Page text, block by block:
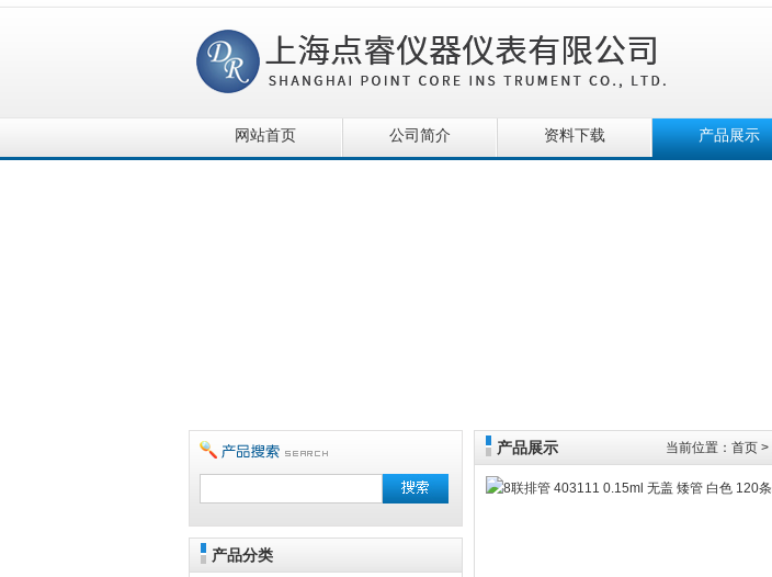
上海点睿仪器仪表有限公司
网站首页 公司简介 资料下载 产品展示
产品分类
产品展示 当前位置： 首页 >